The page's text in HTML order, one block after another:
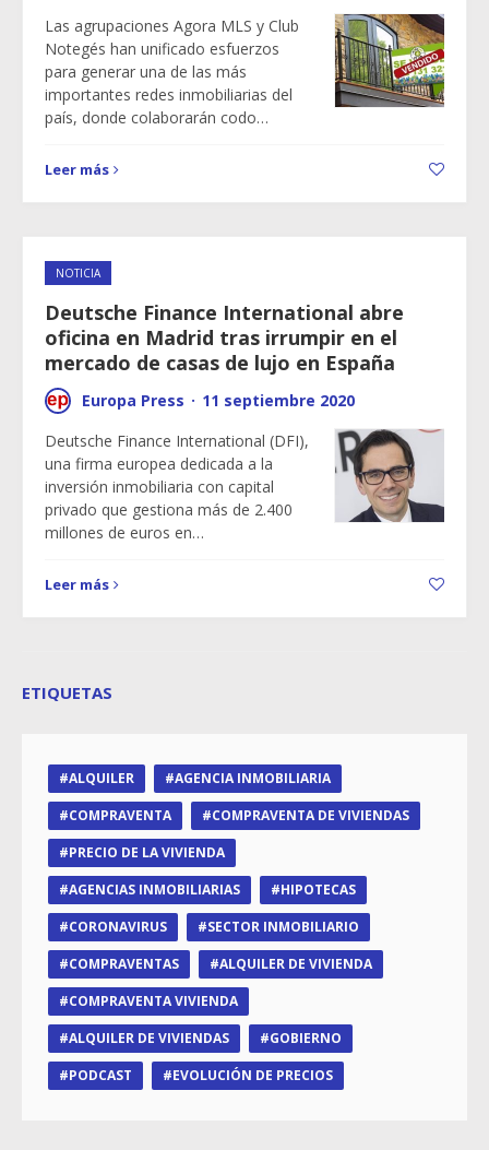
Las agrupaciones Agora MLS y Club
Notegés han unificado esfuerzos
para generar una de las más
importantes redes inmobiliarias del
país, donde colaborarán codo…
Leer más
NOTICIA
Deutsche Finance International abre
oficina en Madrid tras irrumpir en el
mercado de casas de lujo en España
Europa Press · 11 septiembre 2020
Deutsche Finance International (DFI),
una firma europea dedicada a la
inversión inmobiliaria con capital
privado que gestiona más de 2.400
millones de euros en…
Leer más
ETIQUETAS
ALQUILER
AGENCIA INMOBILIARIA
COMPRAVENTA
COMPRAVENTA DE VIVIENDAS
PRECIO DE LA VIVIENDA
AGENCIAS INMOBILIARIAS
HIPOTECAS
CORONAVIRUS
SECTOR INMOBILIARIO
COMPRAVENTAS
ALQUILER DE VIVIENDA
COMPRAVENTA VIVIENDA
ALQUILER DE VIVIENDAS
GOBIERNO
PODCAST
EVOLUCIÓN DE PRECIOS